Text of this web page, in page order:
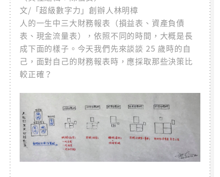
文/「超級數字力」創辦人林明樟
人的一生中三大財務報表（損益表、資產負債
表、現金流量表），依照不同的時間，大概是長
成下面的樣子。今天我們先來談談 25 歲時的自
己，面對自己的財務報表時，應採取那些決策比
較正確？